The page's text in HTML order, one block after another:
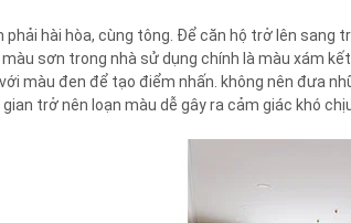
hài hòa, cùng tông. Để căn hộ trở lên sang
sơn trong nhà sử dụng chính là màu xám
màu đen để tạo điểm nhấn. không nên đưa
trở nên loạn màu dễ gây ra cảm giác khó